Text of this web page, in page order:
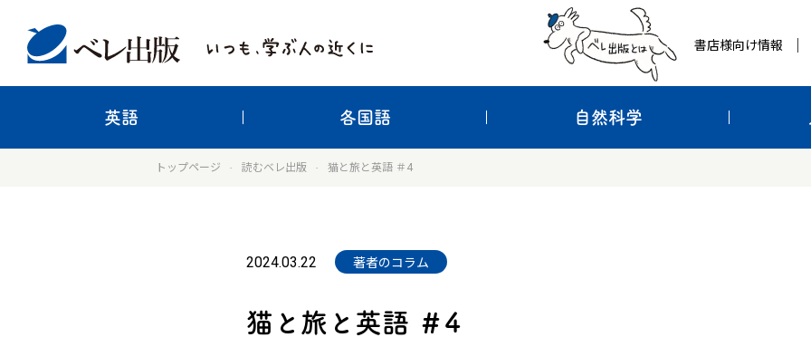
書店様向け情報
英語 各国語 自然科学
トップページ 読むベレ出版 猫と旅と英語 ＃4
2024.03.22 著者のコラム
猫と旅と英語 ＃4